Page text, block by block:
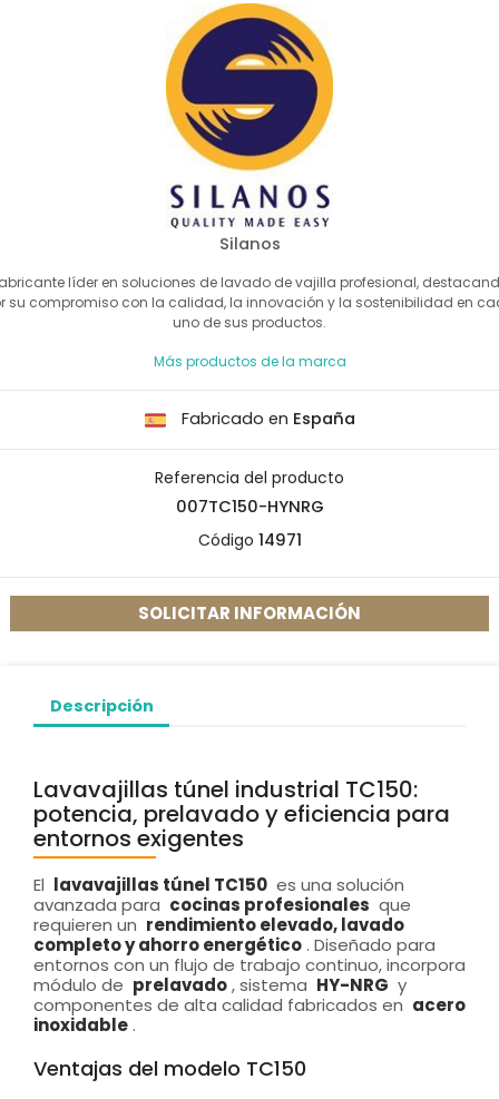
Silanos
líder en soluciones de lavado de vajilla profesional,
su compromiso con la calidad, la innovación y la sostenibilidad en
uno de sus productos.
Más productos de la marca
Fabricado en España
Referencia del producto
007TC150-HYNRG
Código 14971
SOLICITAR INFORMACIÓN
Descripción
Lavavajillas túnel industrial TC150:
potencia, prelavado y eficiencia para
entornos exigentes
El lavavajillas túnel TC150 es una solución
avanzada para cocinas profesionales que
requieren un rendimiento elevado, lavado
completo y ahorro energético . Diseñado para
entornos con un flujo de trabajo continuo, incorpora
módulo de prelavado, sistema HY-NRG y
componentes de alta calidad fabricados en acero
inoxidable .
Ventajas del modelo TC150